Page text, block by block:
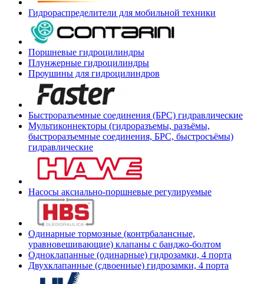
Гидрораспределители для мобильной техники
Поршневые гидроцилиндры
Плунжерные гидроцилиндры
Проушины для гидроцилиндров
Быстроразъемные соединения (БРС) гидравлические
Мультиконнекторы (гидроразъемы, разъёмы,
быстроразъемные соединения, БРС, быстросъёмы)
гидравлические
Насосы аксиально-поршневые регулируемые
Одинарные тормозные (контрбалансные,
уравновешивающие) клапаны с банджо-болтом
Одноклапанные (одинарные) гидрозамки, 4 порта
Двухклапанные (сдвоенные) гидрозамки, 4 порта